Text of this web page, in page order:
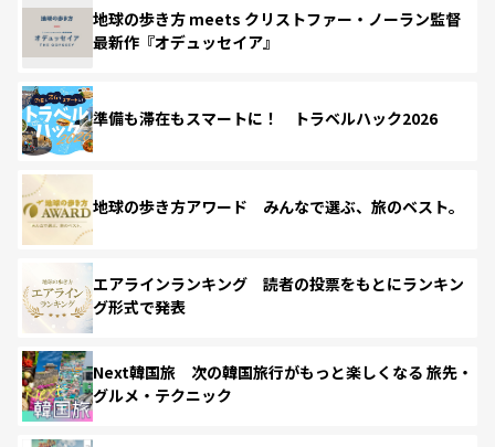
地球の歩き方 meets クリストファー・ノーラン監督
最新作『オデュッセイア』
準備も滞在もスマートに！ トラベルハック2026
地球の歩き方アワード みんなで選ぶ、旅のベスト。
エアラインランキング 読者の投票をもとにランキン
グ形式で発表
Next韓国旅 次の韓国旅行がもっと楽しくなる 旅先・
グルメ・テクニック